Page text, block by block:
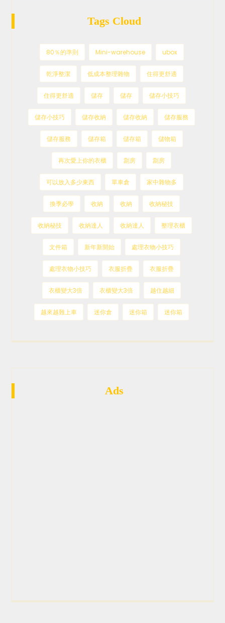
Tags Cloud
80％的準則 Mini-warehouse ubox
乾淨整潔 低成本整理雜物 住得更舒適
住得更舒適 儲存 儲存 儲存小技巧
儲存小技巧 儲存收納 儲存收納 儲存服務
儲存服務 儲存箱 儲存箱 儲物箱
再次愛上你的衣櫃 劏房 劏房
可以放入多少東西 單車倉 家中雜物多
換季必學 收納 收納 收納秘技
收納秘技 收納達人 收納達人 整理衣櫃
文件箱 新年新開始 處理衣物小技巧
處理衣物小技巧 衣服折疊 衣服折疊
衣櫃變大3倍 衣櫃變大3倍 越住越細
越來越難上車 迷你倉 迷你箱 迷你箱
Ads